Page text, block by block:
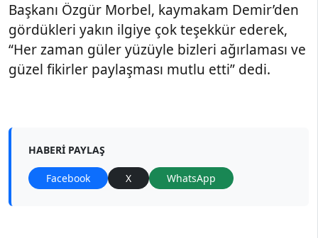
Başkanı Özgür Morbel, kaymakam Demir’den
gördükleri yakın ilgiye çok teşekkür ederek,
“Her zaman güler yüzüyle bizleri ağırlaması ve
güzel fikirler paylaşması mutlu etti” dedi.
HABERI PAYLAŞ
Facebook X WhatsApp